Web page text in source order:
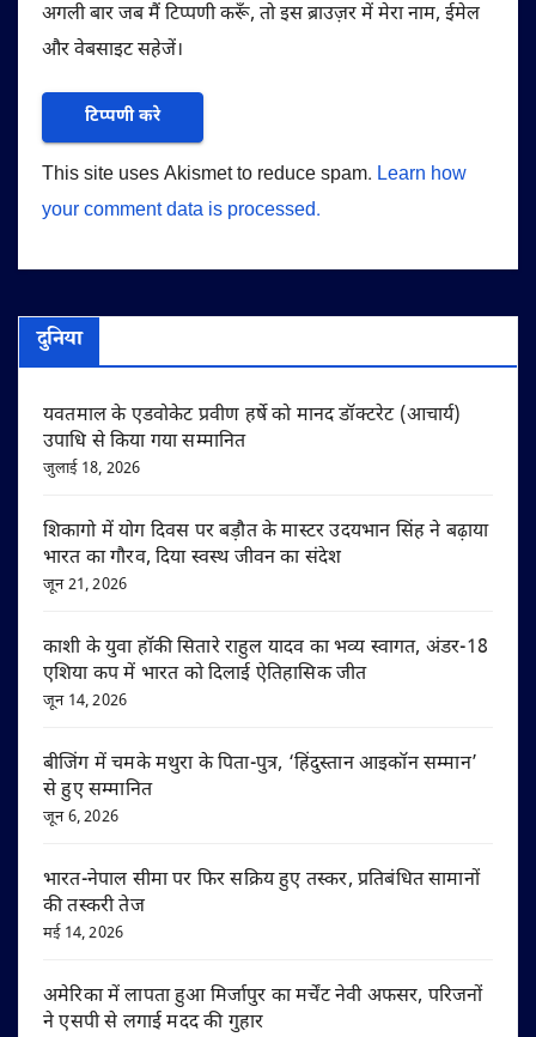
अगली बार जब मैं टिप्पणी करूँ, तो इस ब्राउज़र में मेरा नाम, ईमेल
और वेबसाइट सहेजें।
This site uses Akismet to reduce spam. Learn how
your comment data is processed.
दुनिया
यवतमाल के एडवोकेट प्रवीण हर्षे को मानद डॉक्टरेट (आचार्य)
उपाधि से किया गया सम्मानित
जुलाई 18, 2026
शिकागो में योग दिवस पर बड़ौत के मास्टर उदयभान सिंह ने बढ़ाया
भारत का गौरव, दिया स्वस्थ जीवन का संदेश
जून 21, 2026
काशी के युवा हॉकी सितारे राहुल यादव का भव्य स्वागत, अंडर-18
एशिया कप में भारत को दिलाई ऐतिहासिक जीत
जून 14, 2026
बीजिंग में चमके मथुरा के पिता-पुत्र, ‘हिंदुस्तान आइकॉन सम्मान’
से हुए सम्मानित
जून 6, 2026
भारत-नेपाल सीमा पर फिर सक्रिय हुए तस्कर, प्रतिबंधित सामानों
की तस्करी तेज
मई 14, 2026
अमेरिका में लापता हुआ मिर्जापुर का मर्चेंट नेवी अफसर, परिजनों
ने एसपी से लगाई मदद की गुहार